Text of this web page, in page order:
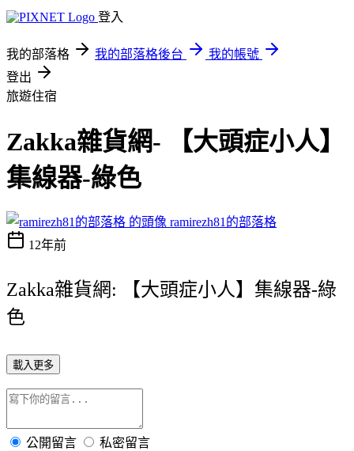
登入
我的部落格 我的部落格後台
我的帳號
登出
旅遊住宿
Zakka雜貨網- 【大頭症小人】
集線器-綠色
ramirezh81的部落格
12年前
Zakka雜貨網: 【大頭症小人】集線器-綠
色
載入更多
公開留言 私密留言